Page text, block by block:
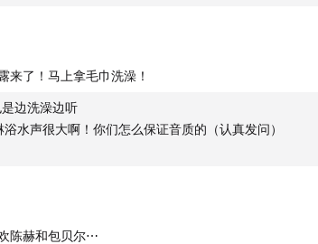
来了！马上拿毛巾洗澡！
边洗澡边听
浴水声很大啊！你们怎么保证音质的（认真发问）
陈赫和包贝尔⋯